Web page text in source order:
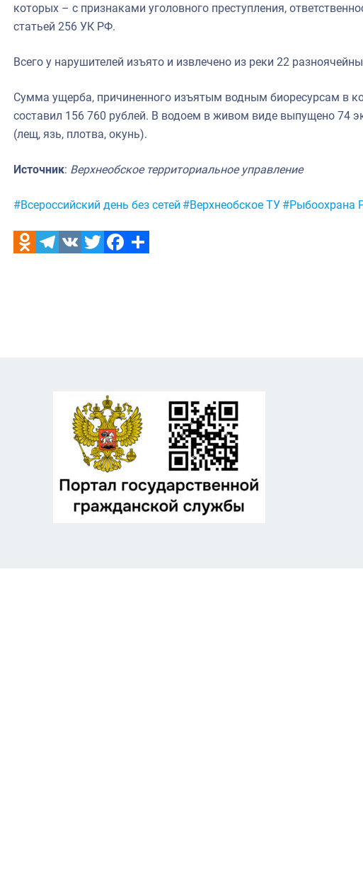
которых – с признаками уголовного преступления,
статьей 256 УК РФ.
Всего у нарушителей изъято и извлечено из реки 22
Сумма ущерба, причиненного изъятым водным биоресурсам в
составил 156 760 рублей. В водоем в живом виде выпущено 74
(лещ, язь, плотва, окунь).
Источник: Верхнеобское территориальное управление
Метки:
#Всероссийский день без сетей #Верхнеобское ТУ #Рыбоохрана